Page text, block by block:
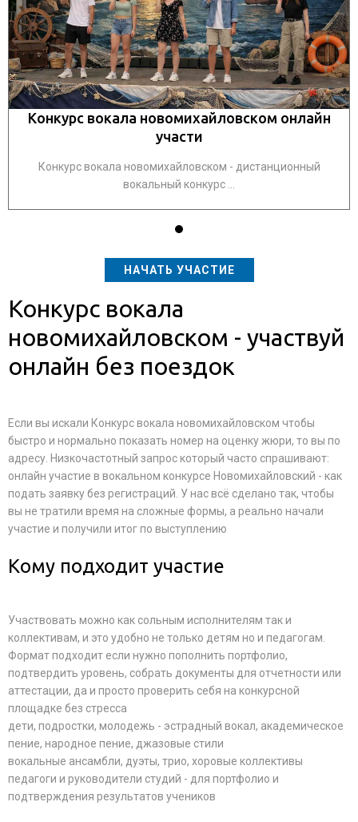
Конкурс вокала новомихайловском онлайн
участи
Конкурс вокала новомихайловском - дистанционный
вокальный конкурс ...
НАЧАТЬ УЧАСТИЕ
Конкурс вокала
новомихайловском - участвуй
онлайн без поездок
Если вы искали Конкурс вокала новомихайловском чтобы
быстро и нормально показать номер на оценку жюри, то вы по
адресу. Низкочастотный запрос который часто спрашивают:
онлайн участие в вокальном конкурсе Новомихайловский - как
подать заявку без регистраций. У нас всё сделано так, чтобы
вы не тратили время на сложные формы, а реально начали
участие и получили итог по выступлению
Кому подходит участие
Участвовать можно как сольным исполнителям так и
коллективам, и это удобно не только детям но и педагогам.
Формат подходит если нужно пополнить портфолио,
подтвердить уровень, собрать документы для отчетности или
аттестации, да и просто проверить себя на конкурсной
площадке без стресса
дети, подростки, молодежь - эстрадный вокал, академическое
пение, народное пение, джазовые стили
вокальные ансамбли, дуэты, трио, хоровые коллективы
педагоги и руководители студий - для портфолио и
подтверждения результатов учеников